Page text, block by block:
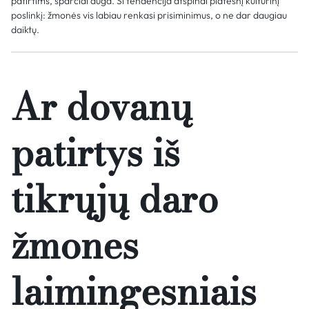
poslinkį: žmonės vis labiau renkasi prisiminimus, o ne dar daugiau
daiktų.
Ar dovanų
patirtys iš
tikrųjų daro
žmones
laimingesniais